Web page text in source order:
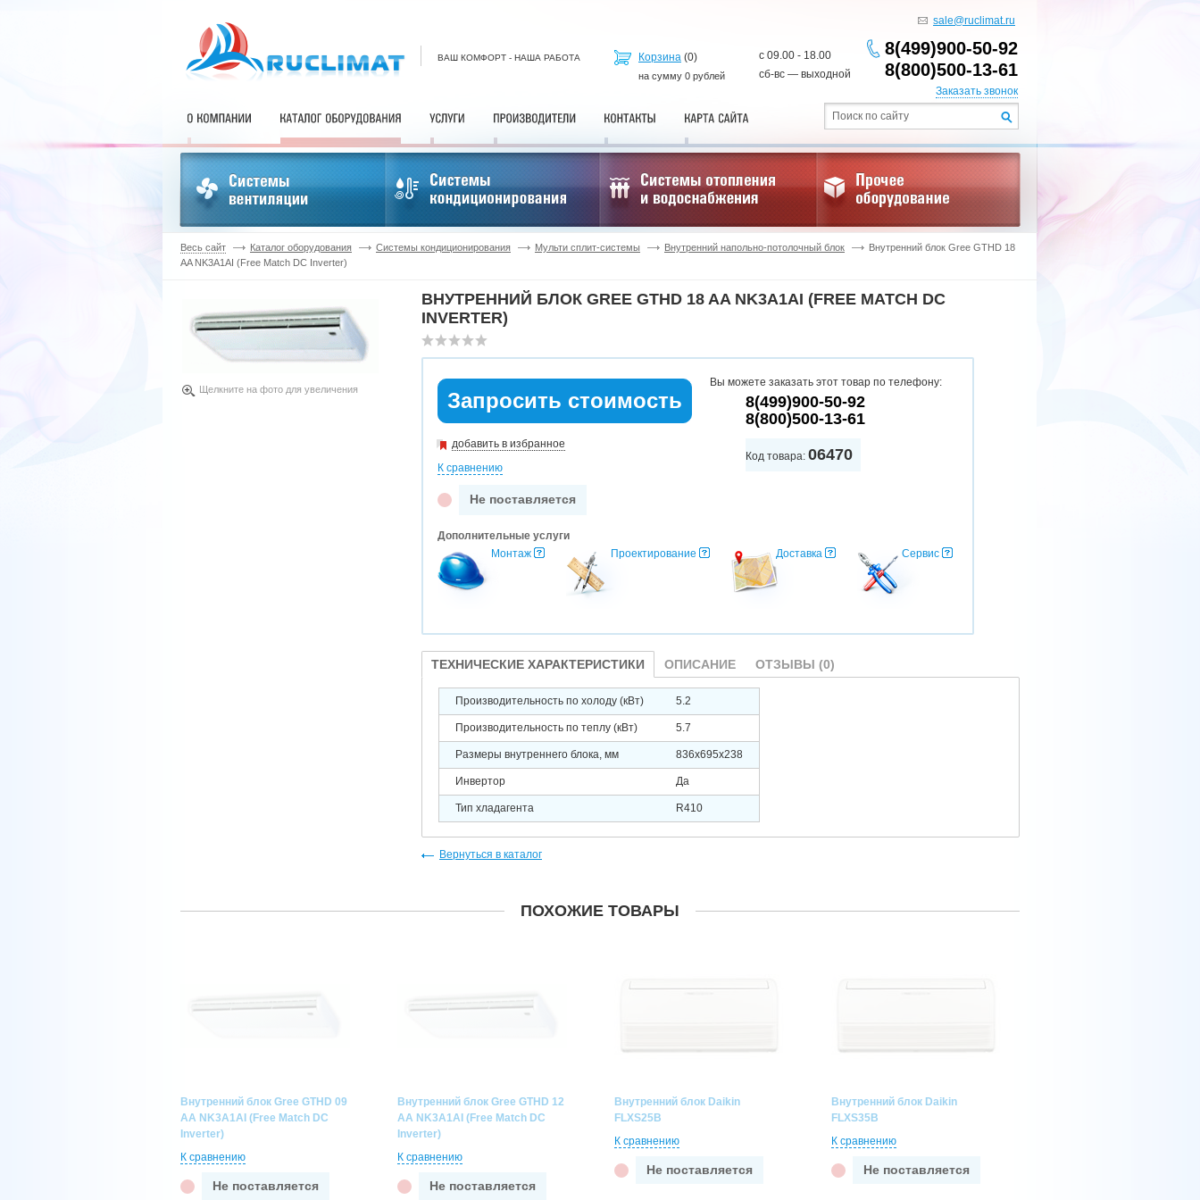
ВАШ КОМФОРТ - НАША РАБОТА Корзина (0)
на сумму 0 рублей
с 09.00 - 18.00
сб-вс — выходной
sale@ruclimat.ru
8(499)900-50-92
8(800)500-13-61
Заказать звонок
Весь сайт Каталог оборудования Системы кондиционирования Мульти сплит-системы Внутренний напольно-потолочный блок
Внутренний блок Gree GTHD 18
AA NK3A1AI (Free Match DC Inverter)
Щелкните на фото для увеличения
ВНУТРЕННИЙ БЛОК GREE GTHD 18 AA NK3A1AI (FREE MATCH DC
INVERTER)
Запросить стоимость
добавить в избранное
К сравнению
Не поставляется
Вы можете заказать этот товар по телефону:
8(499)900-50-92
8(800)500-13-61
Код товара: 06470
Дополнительные услуги
Монтаж
Проектирование Доставка Сервис
ТЕХНИЧЕСКИЕ ХАРАКТЕРИСТИКИ ОПИСАНИЕ ОТЗЫВЫ (0)
Производительность по холоду (кВт) 5.2
Производительность по теплу (кВт) 5.7
Размеры внутреннего блока, мм 836х695х238
Инвертор Да
Тип хладагента R410
Вернуться в каталог
ПОХОЖИЕ ТОВАРЫ
Внутренний блок Gree GTHD 09
AA NK3A1AI (Free Match DC
Inverter)
К сравнению
Не поставляется
Внутренний блок Gree GTHD 12
AA NK3A1AI (Free Match DC
Inverter)
К сравнению
Не поставляется
Внутренний блок Daikin
FLXS25B
К сравнению
Не поставляется
Внутренний блок Daikin
FLXS35B
К сравнению
Не поставляется